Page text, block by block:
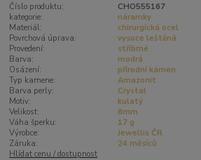
Číslo produktu:
CHO555167
kategorie:
náramky
Materiál:
chirurgická ocel
Povrchová úprava:
vysoce leštěná
Provedení:
stříbrné
Barva:
modrá
Osázení:
přírodní kámen
Typ kamene:
Amazonit
Barva perly:
Crystal
Motiv:
kulatý
Velikost:
8mm
Váha šperku:
17 g
Výrobce:
Jewellis ČR
Záruka:
24 měsíců
Hlídat cenu / dostupnost